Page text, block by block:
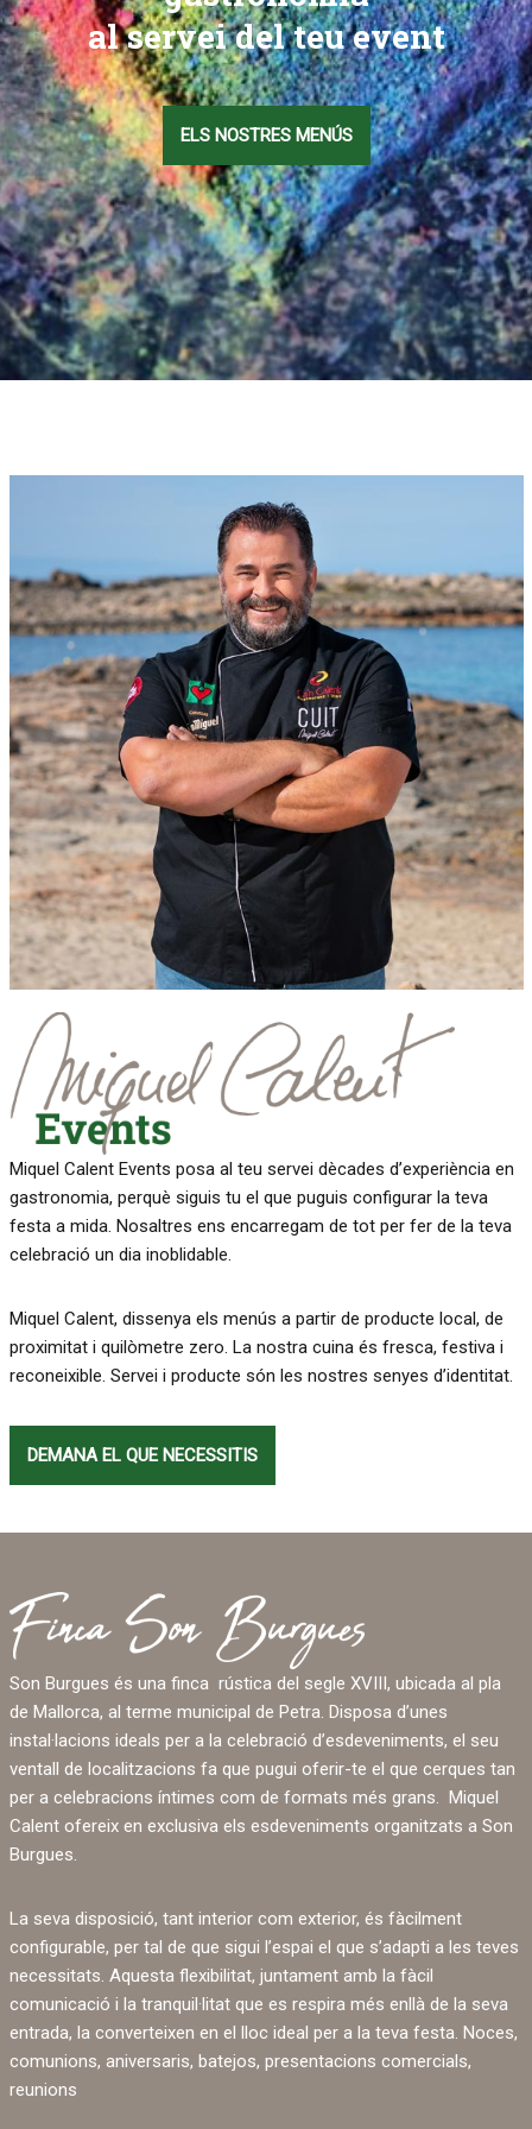
al servei del teu event
ELS NOSTRES MENÚS
Miquel Calent Events posa al teu servei dècades d’experiència en
gastronomia, perquè siguis tu el que puguis configurar la teva
festa a mida. Nosaltres ens encarregam de tot per fer de la teva
celebració un dia inoblidable.
Miquel Calent, dissenya els menús a partir de producte local, de
proximitat i quilòmetre zero. La nostra cuina és fresca, festiva i
reconeixible. Servei i producte són les nostres senyes d’identitat.
DEMANA EL QUE NECESSITIS
Son Burgues és una finca rústica del segle XVIII, ubicada al pla
de Mallorca, al terme municipal de Petra. Disposa d’unes
instal·lacions ideals per a la celebració d’esdeveniments, el seu
ventall de localitzacions fa que pugui oferir-te el que cerques tan
per a celebracions íntimes com de formats més grans. Miquel
Calent ofereix en exclusiva els esdeveniments organitzats a Son
Burgues.
La seva disposició, tant interior com exterior, és fàcilment
configurable, per tal de que sigui l’espai el que s’adapti a les teves
necessitats. Aquesta flexibilitat, juntament amb la fàcil
comunicació i la tranquil·litat que es respira més enllà de la seva
entrada, la converteixen en el lloc ideal per a la teva festa. Noces,
comunions, aniversaris, batejos, presentacions comercials,
reunions